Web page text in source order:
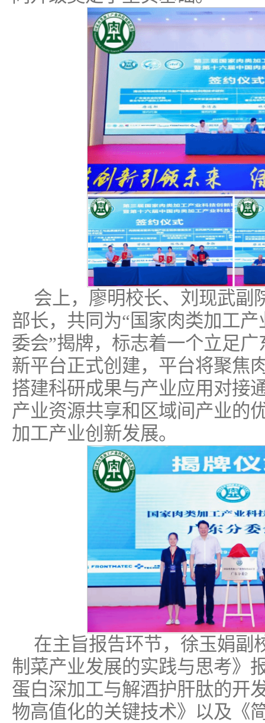
会上，廖明校长、刘现武副
部长，共同为“国家肉类加工
委会”揭牌，标志着一个立足
新平台正式创建，平台将聚焦
搭建科研成果与产业应用对接
产业资源共享和区域间产业的
加工产业创新发展。
在主旨报告环节，徐玉娟副
制菜产业发展的实践与思考》
蛋白深加工与解酒护肝肽的开
物高值化的关键技术》以及《